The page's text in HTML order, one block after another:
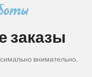
заказы
внимательно.